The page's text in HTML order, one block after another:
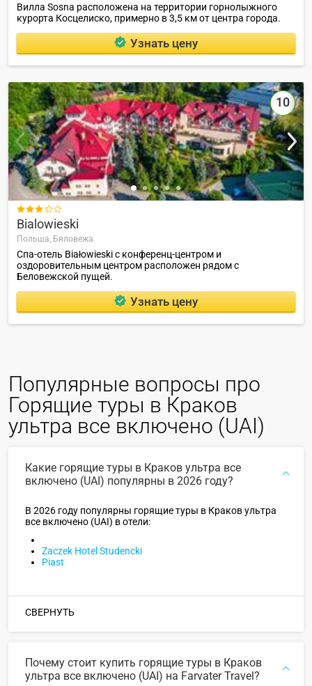
Вилла Sosna расположена на территории горнолыжного
курорта Косцелиско, примерно в 3,5 км от центра города.
Узнать цену
10

Bialowieski
Польша, Бяловежа
Спа-отель Białowieski с конференц-центром и
оздоровительным центром расположен рядом с
Беловежской пущей.
Узнать цену
Популярные вопросы про
Горящие туры в Краков
ультра все включено (UAI)
Какие горящие туры в Краков ультра все
включено (UAI) популярны в 2026 году?
В 2026 году популярны горящие туры в Краков ультра
все включено (UAI) в отели:
Zaczek Hotel Studencki
Piast
СВЕРНУТЬ
Почему стоит купить горящие туры в Краков
ультра все включено (UAI) на Farvater Travel?